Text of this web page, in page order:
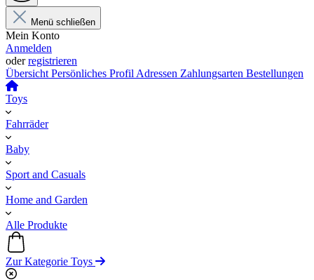
Menü schließen
Mein Konto
Anmelden
oderregistrieren
Übersicht Persönliches Profil Adressen Zahlungsarten Bestellungen
Toys
Fahrräder
Baby
Sport and Casuals
Home and Garden
Alle Produkte
Zur Kategorie Toys